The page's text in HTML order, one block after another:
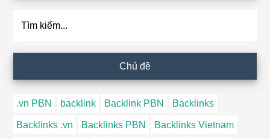
Chủ đề
.vn PBN backlink Backlink PBN Backlinks
Backlinks .vn Backlinks PBN Backlinks Vietnam